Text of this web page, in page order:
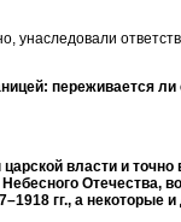
унаследовали
переживается ли
власти и точно
Отечества,
гг., а некоторые